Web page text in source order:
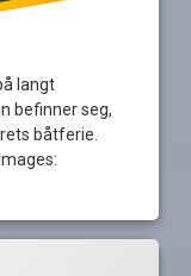
langt
befinner seg,
båtferie.